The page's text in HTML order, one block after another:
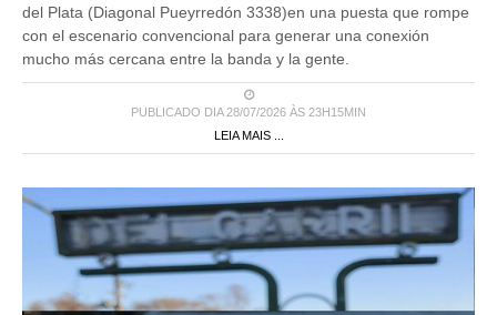
del Plata (Diagonal Pueyrredón 3338)en una puesta que rompe
con el escenario convencional para generar una conexión
mucho más cercana entre la banda y la gente.
PUBLICADO DIA 28/07/2026 ÀS 23H15MIN
LEIA MAIS ...